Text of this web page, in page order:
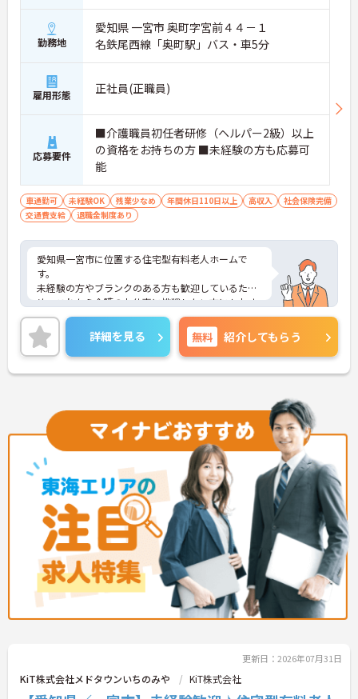
勤務地
愛知県 一宮市 奥町字宮前４４－１
名鉄尾西線「奥町駅」バス・車5分
雇用形態 正社員(正職員)
応募要件
■介護職員初任者研修（ヘルパー2級）以上
の資格をお持ちの方 ■未経験の方も応募可
能
車通勤可 未経験OK 残業少なめ 年間休日110日以上 高収入
社会保険完備
交通費支給
退職金制度あり
愛知県一宮市に位置する住宅型有料老人ホームで
す。
未経験の方やブランクのある方も歓迎しているた
め、これから介護のお仕事に挑戦したい方にもおす
すめの求人です。住宅型有料老人ホームへの訪問介
護なので、ご利用者様一人ひとりに寄り添ったケア
が実践できます。また、クリニック併設で医師や看
護師との連携体制も整っており、安心して業務に取
り組める環境です。年齢を問わず活躍できる職場で
詳細を見る 無料 紹介してもらう
更新日：2026年07月31日
KiT株式会社メドタウンいちのみや KiT株式会社